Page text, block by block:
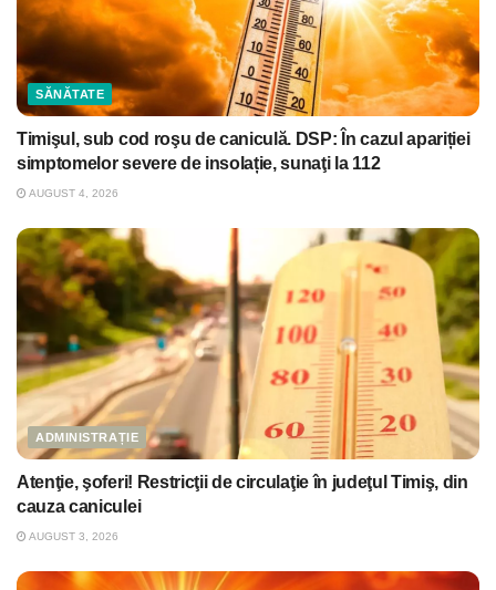
SĂNĂTATE
Timişul, sub cod roşu de caniculă. DSP: În cazul apariției
simptomelor severe de insolație, sunaţi la 112
AUGUST 4, 2026
ADMINISTRAȚIE
Atenţie, şoferi! Restricţii de circulaţie în judeţul Timiş, din
cauza caniculei
AUGUST 3, 2026